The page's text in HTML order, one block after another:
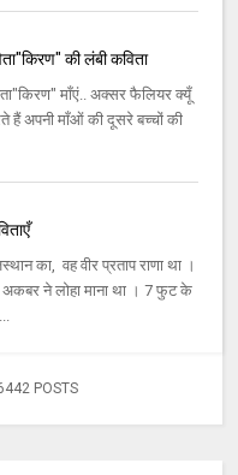
की लंबी कविता
माँएं.. अक्सर फैलियर क्यूँ
हैं अपनी माँओं की दूसरे बच्चों की
का, वह वीर प्रताप राणा था ।
ने लोहा माना था । 7 फुट के
POSTS